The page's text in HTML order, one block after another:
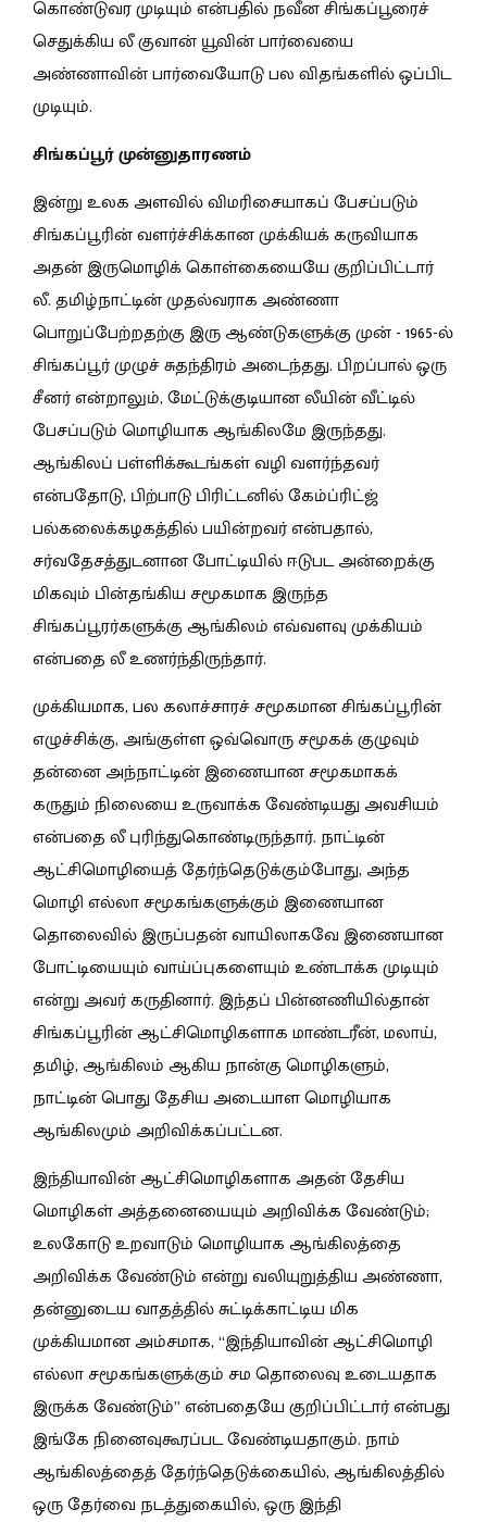
கொண்டுவர முடியும் என்பதில் நவீன சிங்கப்பூரைச்
செதுக்கிய லீ குவான் யூவின் பார்வையை
அண்ணாவின் பார்வையோடு பல விதங்களில் ஒப்பிட
முடியும்.
சிங்கப்பூர் முன்னுதாரணம்
இன்று உலக அளவில் விமரிசையாகப் பேசப்படும்
சிங்கப்பூரின் வளர்ச்சிக்கான முக்கியக் கருவியாக
அதன் இருமொழிக் கொள்கையையே குறிப்பிட்டார்
லீ. தமிழ்நாட்டின் முதல்வராக அண்ணா
பொறுப்பேற்றதற்கு இரு ஆண்டுகளுக்கு முன் - 1965-ல்
சிங்கப்பூர் முழுச் சுதந்திரம் அடைந்தது. பிறப்பால் ஒரு
சீனர் என்றாலும், மேட்டுக்குடியான லீயின் வீட்டில்
பேசப்படும் மொழியாக ஆங்கிலமே இருந்தது.
ஆங்கிலப் பள்ளிக்கூடங்கள் வழி வளர்ந்தவர்
என்பதோடு, பிற்பாடு பிரிட்டனில் கேம்ப்ரிட்ஜ்
பல்கலைக்கழகத்தில் பயின்றவர் என்பதால்,
சர்வதேசத்துடனான போட்டியில் ஈடுபட அன்றைக்கு
மிகவும் பின்தங்கிய சமூகமாக இருந்த
சிங்கப்பூரர்களுக்கு ஆங்கிலம் எவ்வளவு முக்கியம்
என்பதை லீ உணர்ந்திருந்தார்.
முக்கியமாக, பல கலாச்சாரச் சமூகமான சிங்கப்பூரின்
எழுச்சிக்கு, அங்குள்ள ஒவ்வொரு சமூகக் குழுவும்
தன்னை அந்நாட்டின் இணையான சமூகமாகக்
கருதும் நிலையை உருவாக்க வேண்டியது அவசியம்
என்பதை லீ புரிந்துகொண்டிருந்தார். நாட்டின்
ஆட்சிமொழியைத் தேர்ந்தெடுக்கும்போது, அந்த
மொழி எல்லா சமூகங்களுக்கும் இணையான
தொலைவில் இருப்பதன் வாயிலாகவே இணையான
போட்டியையும் வாய்ப்புகளையும் உண்டாக்க முடியும்
என்று அவர் கருதினார். இந்தப் பின்னணியில்தான்
சிங்கப்பூரின் ஆட்சிமொழிகளாக மாண்டரீன், மலாய்,
தமிழ், ஆங்கிலம் ஆகிய நான்கு மொழிகளும்,
நாட்டின் பொது தேசிய அடையாள மொழியாக
ஆங்கிலமும் அறிவிக்கப்பட்டன.
இந்தியாவின் ஆட்சிமொழிகளாக அதன் தேசிய
மொழிகள் அத்தனையையும் அறிவிக்க வேண்டும்;
உலகோடு உறவாடும் மொழியாக ஆங்கிலத்தை
அறிவிக்க வேண்டும் என்று வலியுறுத்திய அண்ணா,
தன்னுடைய வாதத்தில் சுட்டிக்காட்டிய மிக
முக்கியமான அம்சமாக, “இந்தியாவின் ஆட்சிமொழி
எல்லா சமூகங்களுக்கும் சம தொலைவு உடையதாக
இருக்க வேண்டும்” என்பதையே குறிப்பிட்டார் என்பது
இங்கே நினைவுகூரப்பட வேண்டியதாகும். நாம்
ஆங்கிலத்தைத் தேர்ந்தெடுக்கையில், ஆங்கிலத்தில்
ஒரு தேர்வை நடத்துகையில், ஒரு இந்தி